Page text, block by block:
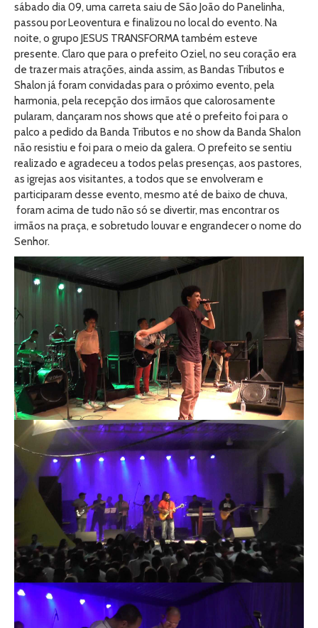
sábado dia 09, uma carreta saiu de São João do Panelinha,
passou por Leoventura e finalizou no local do evento. Na
noite, o grupo JESUS TRANSFORMA também esteve
presente. Claro que para o prefeito Oziel, no seu coração era
de trazer mais atrações, ainda assim, as Bandas Tributos e
Shalon já foram convidadas para o próximo evento, pela
harmonia, pela recepção dos irmãos que calorosamente
pularam, dançaram nos shows que até o prefeito foi para o
palco a pedido da Banda Tributos e no show da Banda Shalon
não resistiu e foi para o meio da galera. O prefeito se sentiu
realizado e agradeceu a todos pelas presenças, aos pastores,
as igrejas aos visitantes, a todos que se envolveram e
participaram desse evento, mesmo até de baixo de chuva,
foram acima de tudo não só se divertir, mas encontrar os
irmãos na praça, e sobretudo louvar e engrandecer o nome do
Senhor.